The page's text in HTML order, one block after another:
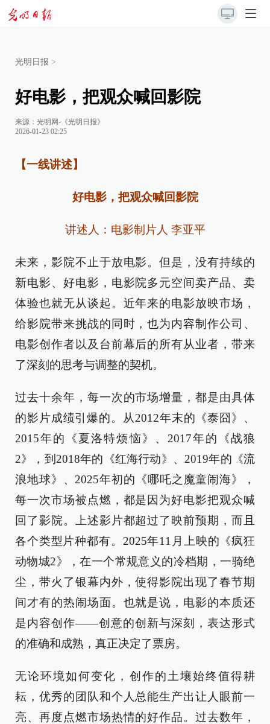
光明日报 >
好电影，把观众喊回影院
来源： 光明网-《光明日报》
2026-01-23 02:25
【一线讲述】
好电影，把观众喊回影院
讲述人：电影制片人 李亚平
未来，影院不止于放电影。但是，没有持续的
新电影、好电影，电影院多元空间卖产品、卖
体验也就无从谈起。近年来的电影放映市场，
给影院带来挑战的同时，也为内容制作公司、
电影创作者以及台前幕后的所有从业者，带来
了深刻的思考与调整的契机。
过去十余年，每一次的市场增量，都是由具体
的影片成绩引爆的。从2012年末的《泰囧》、
2015年的《夏洛特烦恼》、2017年的《战狼
2》，到2018年的《红海行动》、2019年的《流
浪地球》、2025年初的《哪吒之魔童闹海》，
每一次市场被点燃，都是因为好电影把观众喊
回了影院。上述影片都超过了映前预期，而且
各个类型片种都有。2025年11月上映的《疯狂
动物城2》，在一个常规意义的冷档期，一骑绝
尘，带火了银幕内外，使得影院出现了春节期
间才有的热闹场面。也就是说，电影的本质还
是内容创作——创意的创新与深刻，表达形式
的准确和成熟，真正决定了票房。
无论环境如何变化，创作的土壤始终值得耕
耘，优秀的团队和个人总能生产出让人眼前一
亮、再度点燃市场热情的好作品。过去数年，